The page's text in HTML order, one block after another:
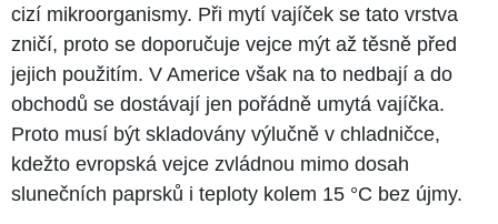
cizí mikroorganismy. Při mytí vajíček se tato vrstva
zničí, proto se doporučuje vejce mýt až těsně před
jejich použitím. V Americe však na to nedbají a do
obchodů se dostávají jen pořádně umytá vajíčka.
Proto musí být skladovány výlučně v chladničce,
kdežto evropská vejce zvládnou mimo dosah
slunečních paprsků i teploty kolem 15 °C bez újmy.